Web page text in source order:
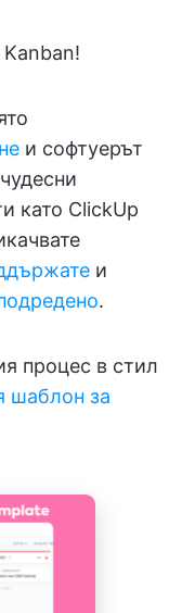
и софтуерът
като ClickUp
и
.
процес в стил
шаблон за